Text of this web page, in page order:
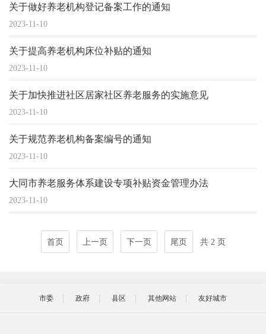
关于做好养老机构登记备案工作的通知
2023-11-10
关于提高养老机构床位补贴的通知
2023-11-10
关于加快推进社区居家社区养老服务的实施意见
2023-11-10
关于规范养老机构备案编号的通知
2023-11-10
大同市养老服务体系建设专项补贴资金管理办法
2023-11-10
首页 上一页 下一页 尾页 共 2 页
市委 政府 县区 其他网站 友好城市